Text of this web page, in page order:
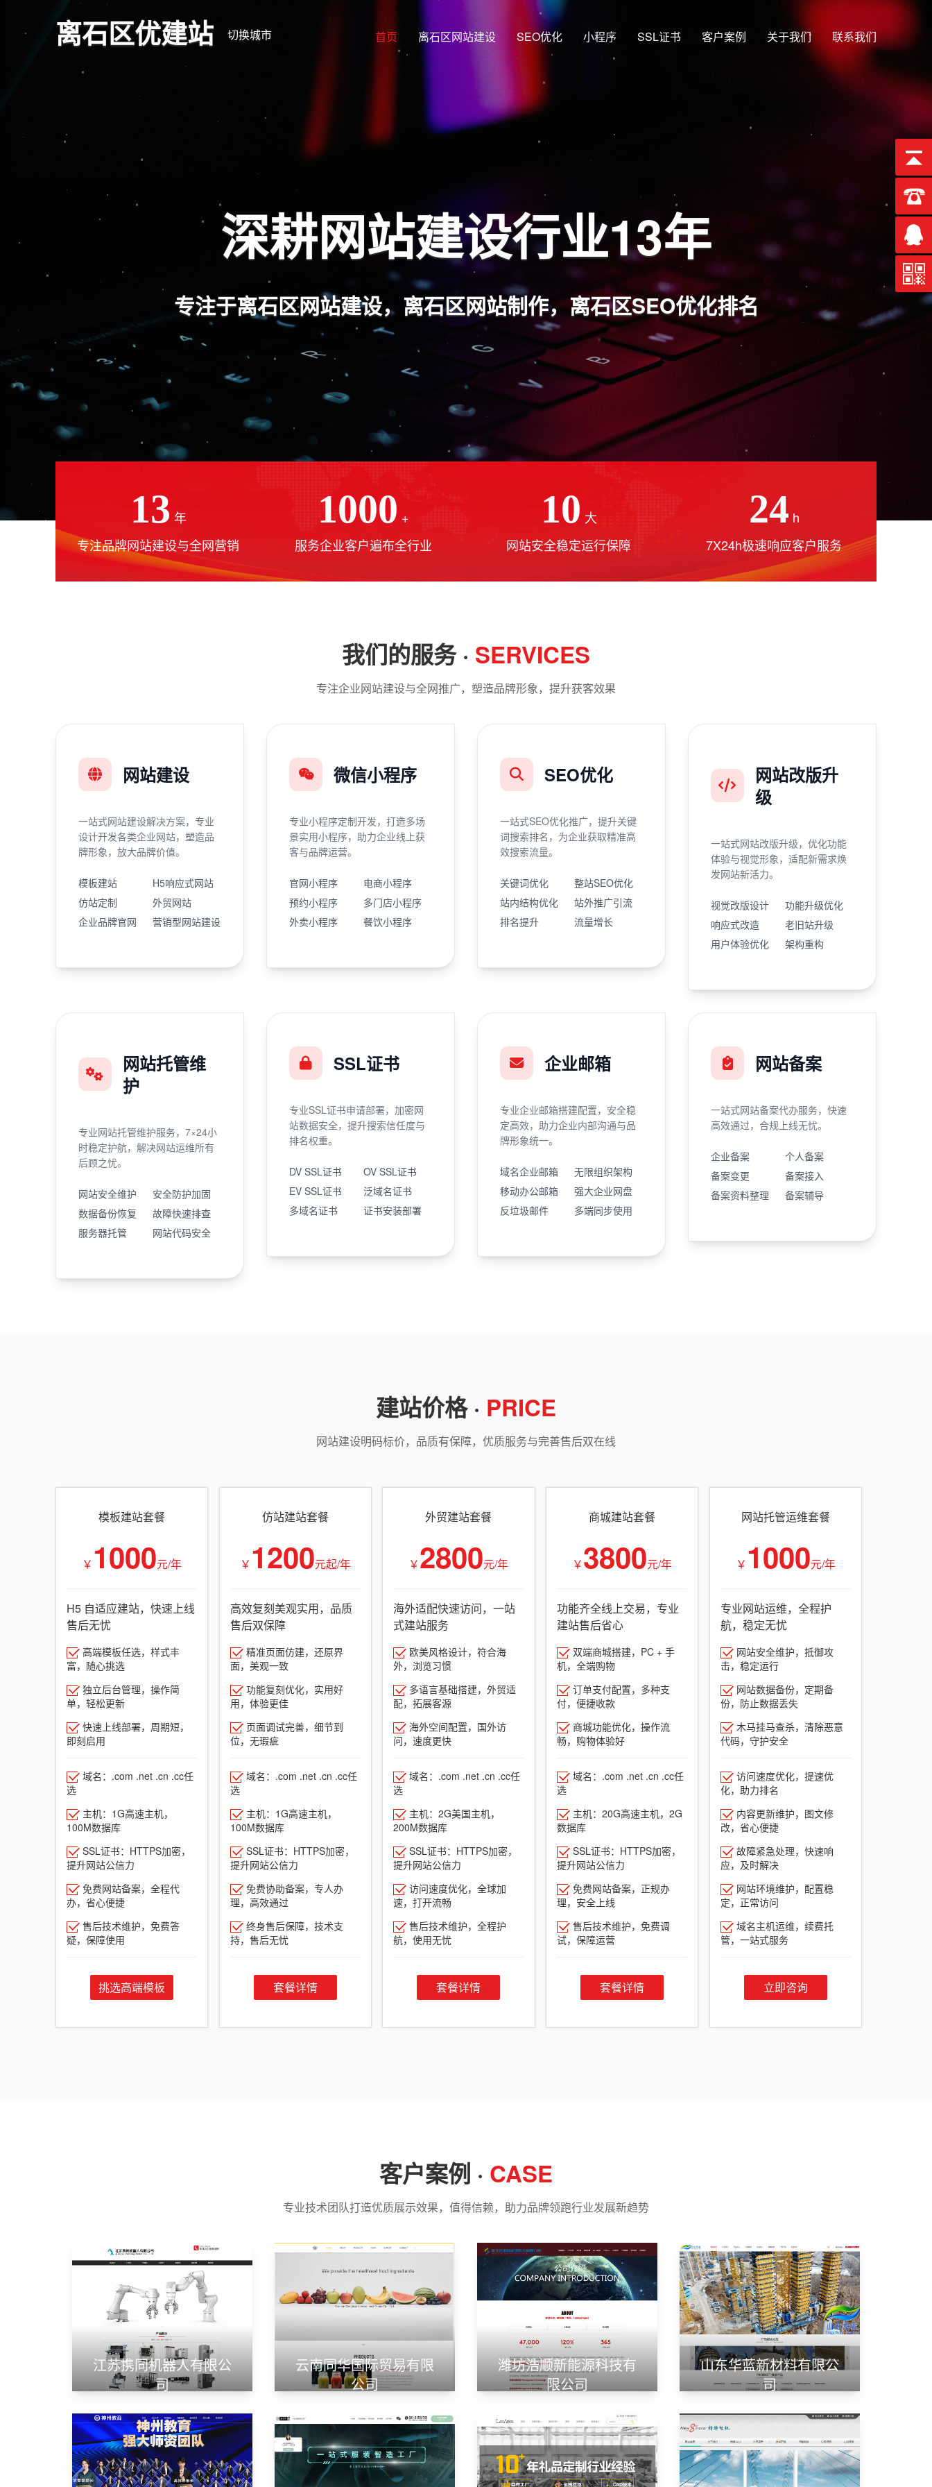
离石区优建站 切换城市 首页 离石区网站建设 SEO优化 小程序 SSL证书 客户案例 关于我们 联系我们
深耕网站建设行业13年
专注于离石区网站建设，离石区网站制作，离石区SEO优化排名
13 年
专注品牌网站建设与全网营销
1000 +
服务企业客户遍布全行业
10 大
网站安全稳定运行保障
24 h
7X24h极速响应客户服务
我们的服务 · SERVICES
专注企业网站建设与全网推广，塑造品牌形象，提升获客效果
网站建设
一站式网站建设解决方案，专业
设计开发各类企业网站，塑造品
牌形象，放大品牌价值。
模板建站
H5响应式网站
仿站定制
外贸网站
企业品牌官网
营销型网站建设
微信小程序
专业小程序定制开发，打造多场
景实用小程序，助力企业线上获
客与品牌运营。
官网小程序
电商小程序
预约小程序
多门店小程序
外卖小程序
餐饮小程序
SEO优化
一站式SEO优化推广，提升关键
词搜索排名，为企业获取精准高
效搜索流量。
关键词优化
整站SEO优化
站内结构优化
站外推广引流
排名提升
流量增长
网站改版升
级
一站式网站改版升级，优化功能
体验与视觉形象，适配新需求焕
发网站新活力。
视觉改版设计
功能升级优化
响应式改造
老旧站升级
用户体验优化
架构重构
网站托管维
护
专业网站托管维护服务，7×24小
时稳定护航，解决网站运维所有
后顾之忧。
网站安全维护
安全防护加固
数据备份恢复
故障快速排查
服务器托管
网站代码安全
SSL证书
专业SSL证书申请部署，加密网
站数据安全，提升搜索信任度与
排名权重。
DV SSL证书
OV SSL证书
EV SSL证书
泛域名证书
多域名证书
证书安装部署
企业邮箱
专业企业邮箱搭建配置，安全稳
定高效，助力企业内部沟通与品
牌形象统一。
域名企业邮箱
无限组织架构
移动办公邮箱
强大企业网盘
反垃圾邮件
多端同步使用
网站备案
一站式网站备案代办服务，快速
高效通过，合规上线无忧。
企业备案
个人备案
备案变更
备案接入
备案资料整理
备案辅导
建站价格 · PRICE
网站建设明码标价，品质有保障，优质服务与完善售后双在线
模板建站套餐
￥ 1000元/年
H5 自适应建站，快速上线
售后无忧
高端模板任选，样式丰
富，随心挑选
独立后台管理，操作简
单，轻松更新
快速上线部署，周期短，
即刻启用
域名：.com .net .cn .cc任
选
主机：1G高速主机，
100M数据库
SSL证书：HTTPS加密，
提升网站公信力
免费网站备案，全程代
办，省心便捷
售后技术维护，免费答
疑，保障使用
挑选高端模板
仿站建站套餐
￥ 1200元起/年
高效复刻美观实用，品质
售后双保障
精准页面仿建，还原界
面，美观一致
功能复刻优化，实用好
用，体验更佳
页面调试完善，细节到
位，无瑕疵
域名：.com .net .cn .cc任
选
主机：1G高速主机，
100M数据库
SSL证书：HTTPS加密，
提升网站公信力
免费协助备案，专人办
理，高效通过
终身售后保障，技术支
持，售后无忧
套餐详情
外贸建站套餐
￥2800元/年
海外适配快速访问，一站
式建站服务
欧美风格设计，符合海
外，浏览习惯
多语言基础搭建，外贸适
配，拓展客源
海外空间配置，国外访
问，速度更快
域名：.com .net .cn .cc任
选
主机：2G美国主机，
200M数据库
SSL证书：HTTPS加密，
提升网站公信力
访问速度优化，全球加
速，打开流畅
售后技术维护，全程护
航，使用无忧
套餐详情
商城建站套餐
￥3800元/年
功能齐全线上交易，专业
建站售后省心
双端商城搭建，PC + 手
机，全端购物
订单支付配置，多种支
付，便捷收款
商城功能优化，操作流
畅，购物体验好
域名：.com .net .cn .cc任
选
主机：20G高速主机，2G
数据库
SSL证书：HTTPS加密，
提升网站公信力
免费网站备案，正规办
理，安全上线
售后技术维护，免费调
试，保障运营
套餐详情
网站托管运维套餐
￥ 1000元/年
专业网站运维，全程护
航，稳定无忧
网站安全维护，抵御攻
击，稳定运行
网站数据备份，定期备
份，防止数据丢失
木马挂马查杀，清除恶意
代码，守护安全
访问速度优化，提速优
化，助力排名
内容更新维护，图文修
改，省心便捷
故障紧急处理，快速响
应，及时解决
网站环境维护，配置稳
定，正常访问
域名主机运维，续费托
管，一站式服务
立即咨询
客户案例 · CASE
专业技术团队打造优质展示效果，值得信赖，助力品牌领跑行业发展新趋势
江苏携同机器人有限公
司
云南同华国际贸易有限
公司
潍坊浩顺新能源科技有
限公司
山东华蓝新材料有限公
司